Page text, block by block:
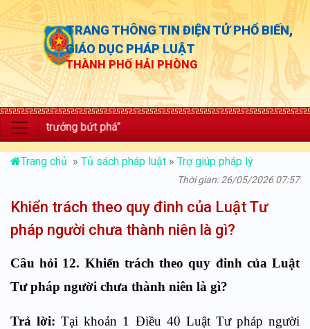
TRANG THÔNG TIN ĐIỆN TỬ PHỔ BIẾN,
GIÁO DỤC PHÁP LUẬT
THÀNH PHỐ HẢI PHÒNG
trưởng bứt phá”
Trang chủ » Tủ sách pháp luật » Trợ giúp pháp lý
Thời gian: 26/05/2026 07:57
Khiển trách theo quy đinh của Luật Tư
pháp người chưa thành niên là gì?
Câu hỏi 12. Khiển trách theo quy đinh của Luật
Tư pháp người chưa thành niên là gì?
Trả lời:Tại khoản 1 Điều 40 Luật Tư pháp người